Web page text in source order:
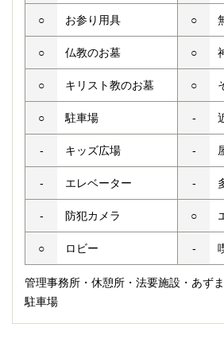
○ お参り用具 ○
○ 仏教のお墓 ○
○ キリスト教のお墓 ○
○ 駐車場 -
- キッズ広場 -
- エレベーター -
- 防犯カメラ ○
○ ロビー -
管理事務所・休憩所・法要施設・あず
駐車場